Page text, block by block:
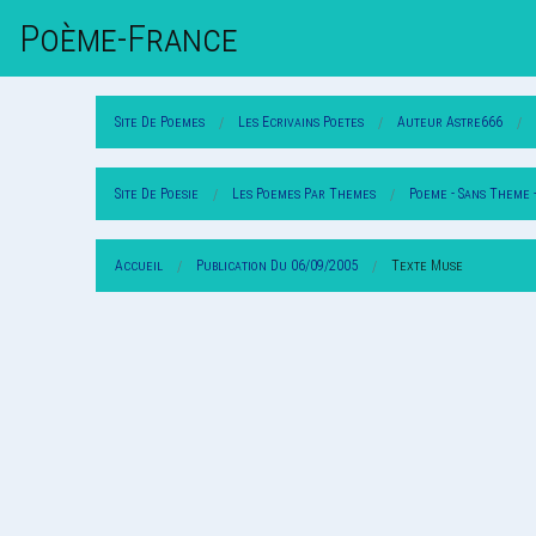
Poème-FrAnce
Site De Poemes Les Ecrivains Poetes Auteur Astre666
Site De Poesie Les Poemes Par Themes Poeme - Sans Theme -
Accueil Publication Du 06/09/2005 Texte Muse